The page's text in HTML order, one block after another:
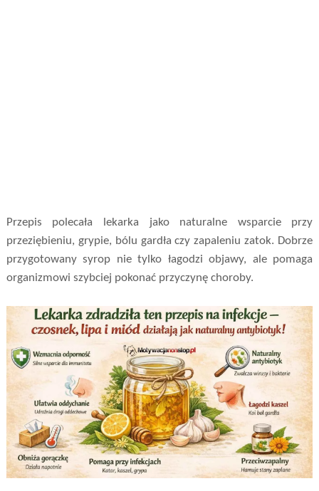
Przepis polecała lekarka jako naturalne wsparcie przy
przeziębieniu, grypie, bólu gardła czy zapaleniu zatok. Dobrze
przygotowany syrop nie tylko łagodzi objawy, ale pomaga
organizmowi szybciej pokonać przyczynę choroby.